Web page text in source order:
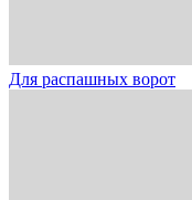
Для распашных ворот